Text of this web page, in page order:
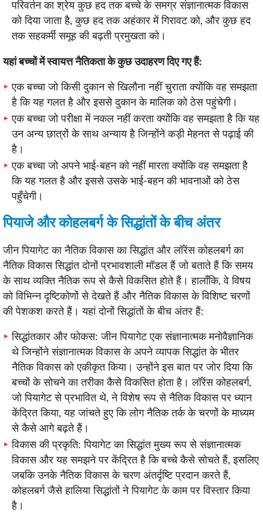
परिवर्तन का श्रेय कुछ हद तक बच्चे के समग्र संज्ञानात्मक विकास
को दिया जाता है, कुछ हद तक अहंकार में गिरावट को, और कुछ हद
तक सहकर्मी समूह की बढ़ती प्रमुखता को।
यहां बच्चों में स्वायत्त नैतिकता के कुछ उदाहरण दिए गए हैं:
एक बच्चा जो किसी दुकान से खिलौना नहीं चुराता क्योंकि वह समझता
है कि यह गलत है और इससे दुकान के मालिक को ठेस पहुंचेगी।
एक बच्चा जो परीक्षा में नकल नहीं करता क्योंकि वह समझता है कि यह
उन अन्य छात्रों के साथ अन्याय है जिन्होंने कड़ी मेहनत से पढ़ाई की
है।
एक बच्चा जो अपने भाई-बहन को नहीं मारता क्योंकि वह समझता है
कि यह गलत है और इससे उसके भाई-बहन की भावनाओं को ठेस
पहुँचेगी।
पियाजे और कोहलबर्ग के सिद्धांतों के बीच अंतर
जीन पियागेट का नैतिक विकास का सिद्धांत और लॉरेंस कोहलबर्ग का
नैतिक विकास सिद्धांत दोनों प्रभावशाली मॉडल हैं जो बताते हैं कि समय
के साथ व्यक्ति नैतिक रूप से कैसे विकसित होते हैं। हालाँकि, वे विषय
को विभिन्न दृष्टिकोणों से देखते हैं और नैतिक विकास के विशिष्ट चरणों
की पेशकश करते हैं। यहां दोनों सिद्धांतों के बीच अंतर हैं:
सिद्धांतकार और फोकस: जीन पियागेट एक संज्ञानात्मक मनोवैज्ञानिक
थे जिन्होंने संज्ञानात्मक विकास के अपने व्यापक सिद्धांत के भीतर
नैतिक विकास को एकीकृत किया। उन्होंने इस बात पर जोर दिया कि
बच्चों के सोचने का तरीका कैसे विकसित होता है। लॉरेंस कोहलबर्ग,
जो पियागेट से प्रभावित थे, ने विशेष रूप से नैतिक विकास पर ध्यान
केंद्रित किया, यह जांचते हुए कि लोग नैतिक तर्क के चरणों के माध्यम
से कैसे आगे बढ़ते हैं।
विकास की प्रकृति: पियागेट का सिद्धांत मुख्य रूप से संज्ञानात्मक
विकास और यह समझने पर केंद्रित है कि बच्चे कैसे सोचते हैं, इसलिए
जबकि उनके नैतिक विकास के चरण अंतर्दृष्टि प्रदान करते हैं,
कोहलबर्ग जैसे हालिया सिद्धांतों ने पियागेट के काम पर विस्तार किया
है।